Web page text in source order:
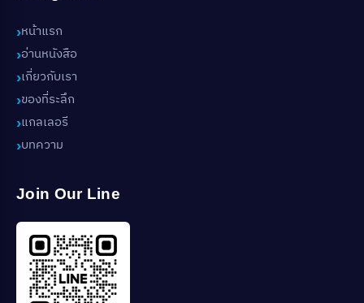
หน้าแรก
อ่านหนังสือ
เกี่ยวกับเรา
ของที่ระลึก
แกลเลอรี
บทความ
Join Our Line